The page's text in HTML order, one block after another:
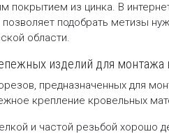
покрытием из цинка. В
подобрать метизы
области.
изделий для монтажа
предназначенных для
крепление кровельных
и частой резьбой хорошо